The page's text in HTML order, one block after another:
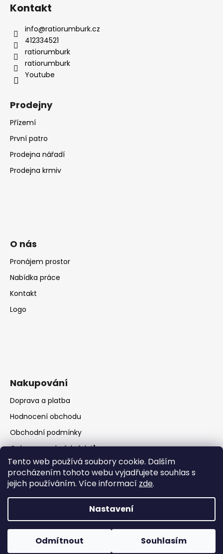
Tento web používá soubory cookie. Dalším
procházením tohoto webu vyjadřujete souhlas s
jejich používáním. Více informací zde.
Nastavení
Odmítnout Souhlasím
Kontakt
info@ratiorumburk.cz
412334521
ratiorumburk
ratiorumburk
Youtube
Prodejny
Přízemí
První patro
Prodejna nářadí
Prodejna krmiv
O nás
Pronájem prostor
Nabídka práce
Kontakt
Logo
Nakupování
Doprava a platba
Hodnocení obchodu
Obchodní podmínky
Ochrana osobních údajů
Copyright 2026RATIO Rumburk. Všechna práva